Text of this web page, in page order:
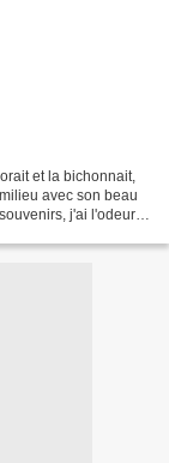
et la bichonnait,
avec son beau
j'ai l'odeur